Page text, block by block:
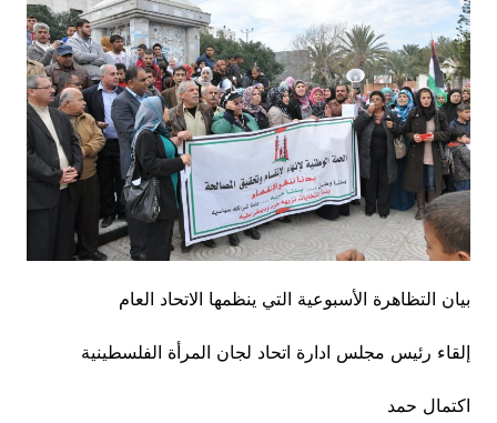
بيان التظاهرة الأسبوعية التي ينظمها الاتحاد العام
إلقاء رئيس مجلس ادارة اتحاد لجان المرأة الفلسطينية
اكتمال حمد